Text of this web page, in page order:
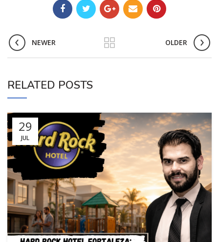
NEWER OLDER
RELATED POSTS
29
JUL